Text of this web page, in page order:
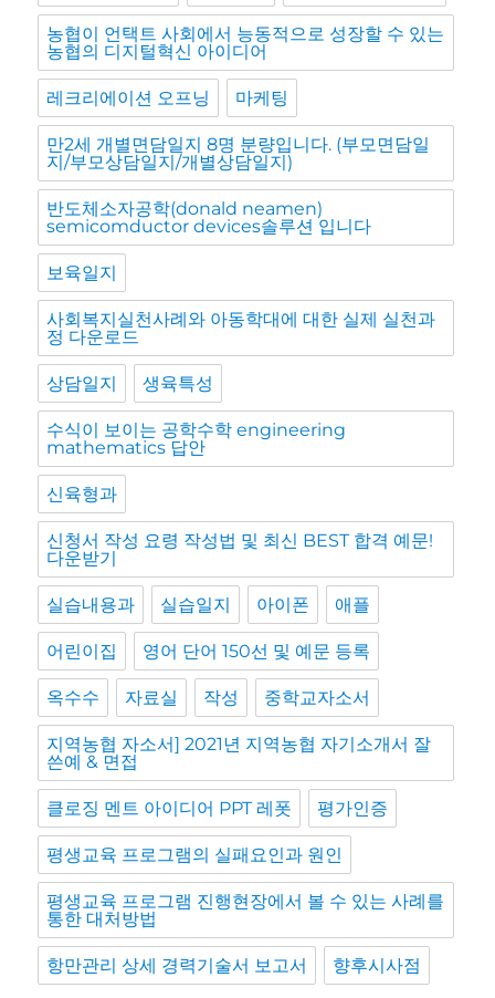
농협이 언택트 사회에서 능동적으로 성장할 수 있는
농협의 디지털혁신 아이디어
레크리에이션 오프닝 마케팅
만2세 개별면담일지 8명 분량입니다. (부모면담일
지/부모상담일지/개별상담일지)
반도체소자공학(donald neamen)
semicomductor devices솔루션 입니다
보육일지
사회복지실천사례와 아동학대에 대한 실제 실천과
정 다운로드
상담일지 생육특성
수식이 보이는 공학수학 engineering
mathematics 답안
신육형과
신청서 작성 요령 작성법 및 최신 BEST 합격 예문!
다운받기
실습내용과 실습일지 아이폰 애플
어린이집 영어 단어 150선 및 예문 등록
옥수수 자료실 작성 중학교자소서
지역농협 자소서] 2021년 지역농협 자기소개서 잘
쓴예 & 면접
클로징 멘트 아이디어 PPT 레폿 평가인증
평생교육 프로그램의 실패요인과 원인
평생교육 프로그램 진행현장에서 볼 수 있는 사례를
통한 대처방법
항만관리 상세 경력기술서 보고서 향후시사점